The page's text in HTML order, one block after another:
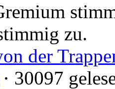
zu.
der
· 30097